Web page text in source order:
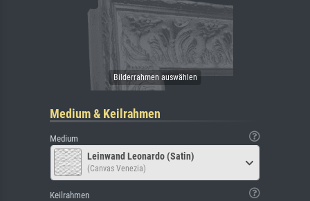
Medium & Keilrahmen
Medium
Leinwand Leonardo (Satin)
(Canvas Venezia)
Keilrahmen